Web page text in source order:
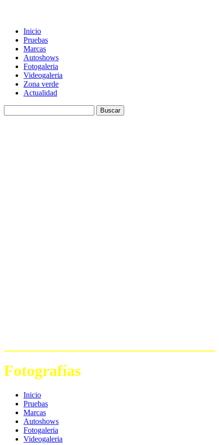
Inicio
Pruebas
Marcas
Autoshows
Fotogaleria
Videogaleria
Zona verde
Actualidad
Fotografías
Inicio
Pruebas
Marcas
Autoshows
Fotogaleria
Videogaleria